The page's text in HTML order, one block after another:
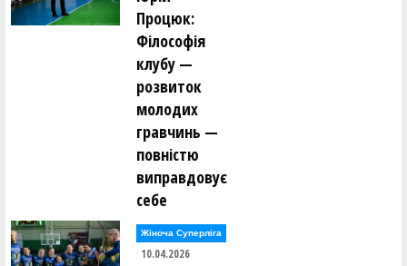
Процюк:
Філософія
клубу —
розвиток
молодих
гравчинь —
повністю
виправдовує
себе
Жіноча Суперліга
10.04.2026